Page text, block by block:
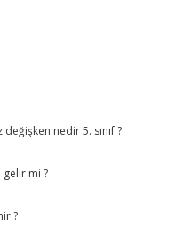
değişken nedir 5. sınıf ?
gelir mi ?
?